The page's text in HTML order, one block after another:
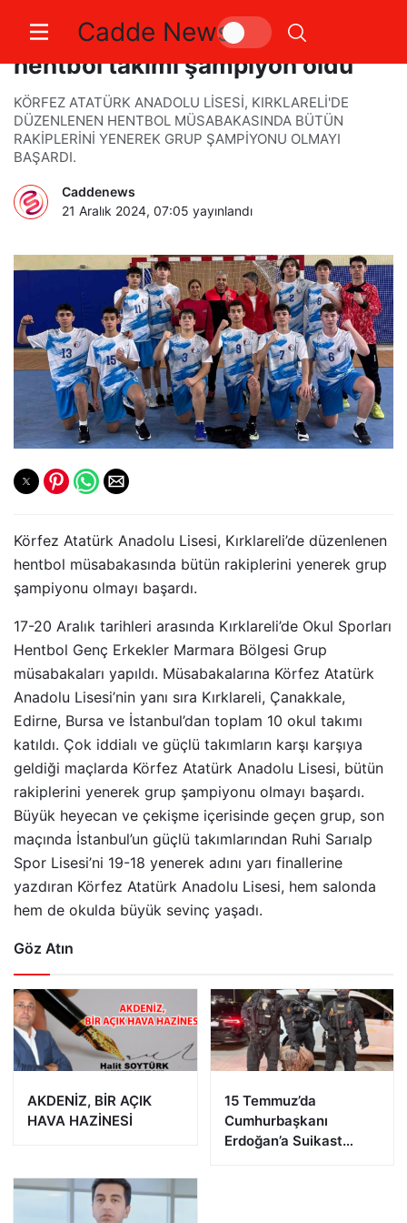
Cadde News
Körfez Atatürk Anadolu Lisesi
hentbol takımı şampiyon oldu
KÖRFEZ ATATÜRK ANADOLU LİSESİ, KIRKLARELİ'DE
DÜZENLENEN HENTBOL MÜSABAKASINDA BÜTÜN
RAKİPLERİNİ YENEREK GRUP ŞAMPİYONU OLMAYI
BAŞARDI.
Caddenews
21 Aralık 2024, 07:05 yayınlandı
Körfez Atatürk Anadolu Lisesi, Kırklareli’de düzenlenen
hentbol müsabakasında bütün rakiplerini yenerek grup
şampiyonu olmayı başardı.
17-20 Aralık tarihleri arasında Kırklareli’de Okul Sporları
Hentbol Genç Erkekler Marmara Bölgesi Grup
müsabakaları yapıldı. Müsabakalarına Körfez Atatürk
Anadolu Lisesi’nin yanı sıra Kırklareli, Çanakkale,
Edirne, Bursa ve İstanbul’dan toplam 10 okul takımı
katıldı. Çok iddialı ve güçlü takımların karşı karşıya
geldiği maçlarda Körfez Atatürk Anadolu Lisesi, bütün
rakiplerini yenerek grup şampiyonu olmayı başardı.
Büyük heyecan ve çekişme içerisinde geçen grup, son
maçında İstanbul’un güçlü takımlarından Ruhi Sarıalp
Spor Lisesi’ni 19-18 yenerek adını yarı finallerine
yazdıran Körfez Atatürk Anadolu Lisesi, hem salonda
hem de okulda büyük sevinç yaşadı.
Göz Atın
AKDENİZ, BİR AÇIK
HAVA HAZİNESİ
15 Temmuz’da
Cumhurbaşkanı
Erdoğan’a Suikast